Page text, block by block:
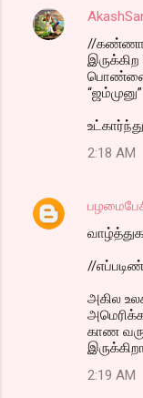
//கண்ணா..
பொண்ணை
2:18 AM
//
அகில
காண
2:19 AM